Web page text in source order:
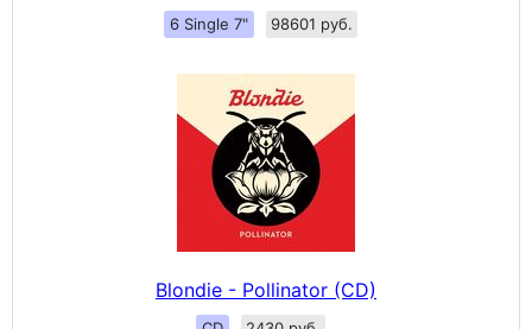
6 Single 7" 98601 руб.
Blondie - Pollinator (CD)